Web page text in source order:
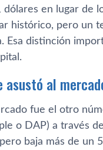
en lugar de
histórico, pero un
Esa distinción
asustó al
fue el otro
o DAP) a través
baja más de un